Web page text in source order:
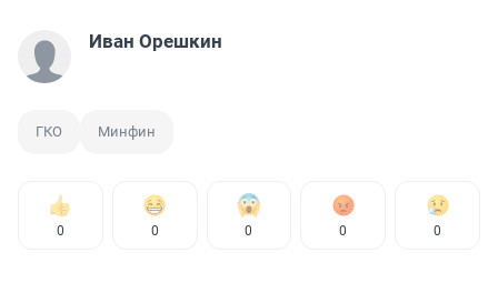
Иван Орешкин
ГКО Минфин
0 0 0 0 0